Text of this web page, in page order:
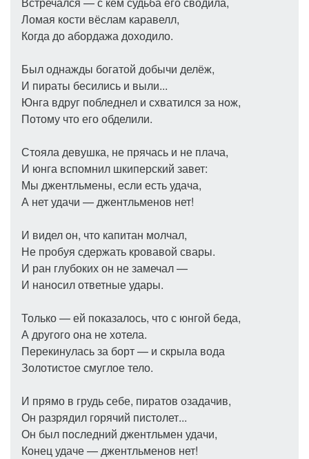
Ломая кости вёслам каравелл,
Когда до абордажа доходило.
Был однажды богатой добычи делёж,
И пираты бесились и выли...
Юнга вдруг побледнел и схватился за нож,
Потому что его обделили.
Стояла девушка, не прячась и не плача,
И юнга вспомнил шкиперский завет:
Мы джентльмены, если есть удача,
А нет удачи — джентльменов нет!
И видел он, что капитан молчал,
Не пробуя сдержать кровавой свары.
И ран глубоких он не замечал —
И наносил ответные удары.
Только — ей показалось, что с юнгой беда,
А другого она не хотела.
Перекинулась за борт — и скрыла вода
Золотистое смуглое тело.
И прямо в грудь себе, пиратов озадачив,
Он разрядил горячий пистолет...
Он был последний джентльмен удачи,
Конец удаче — джентльменов нет!